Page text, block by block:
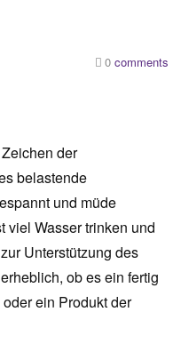
0 comments
der
belastende
und müde
viel Wasser trinken und
Unterstützung des
ob es ein fertig
ein Produkt der